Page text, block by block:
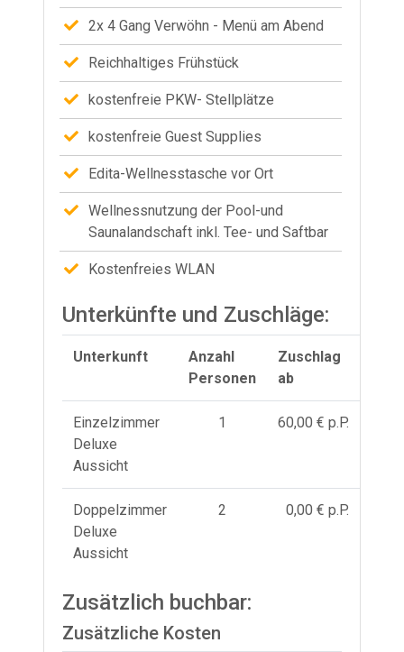
2x 4 Gang Verwöhn - Menü am Abend
Reichhaltiges Frühstück
kostenfreie PKW- Stellplätze
kostenfreie Guest Supplies
Edita-Wellnesstasche vor Ort
Wellnessnutzung der Pool-und
Saunalandschaft inkl. Tee- und Saftbar
Kostenfreies WLAN
Unterkünfte und Zuschläge:
Unterkunft
Anzahl
Personen
Zuschlag
ab
Einzelzimmer
Deluxe
Aussicht
1 60,00 € p.P.
Doppelzimmer
Deluxe
Aussicht
2 0,00 € p.P.
Zusätzlich buchbar:
Zusätzliche Kosten